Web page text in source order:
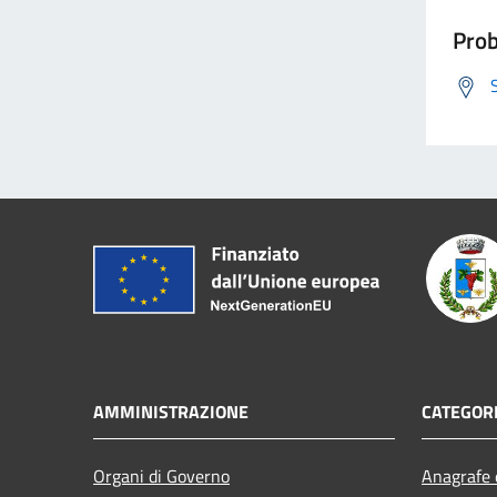
AMMINISTRAZIONE
Organi di Governo